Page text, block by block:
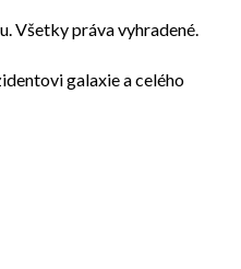
Všetky práva vyhradené.
galaxie a celého